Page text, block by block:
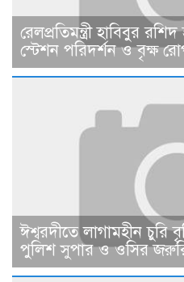
রেলপ্রতিমন্ত্রী হাবিবুর
স্টেশন পরিদর্শন ও বৃক্ষ
ঈশ্বরদীতে লাগামহীন চুরি
পুলিশ সুপার ও ওসির জরুরি